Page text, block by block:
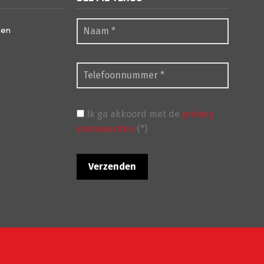
Ik ga akkoord met de privacy
voorwaarden (*)